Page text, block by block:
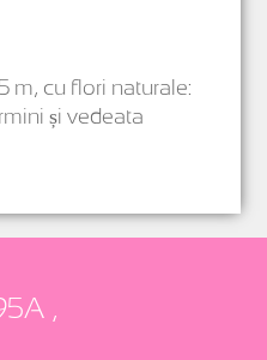
m, cu flori naturale:
și vedeata
,